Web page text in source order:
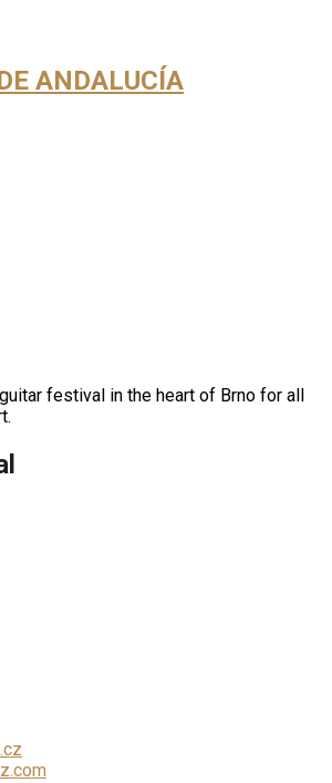
ANDALUCÍA
festival in the heart of Brno for all